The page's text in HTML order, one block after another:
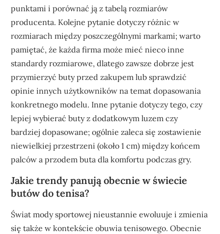
punktami i porównać ją z tabelą rozmiarów
producenta. Kolejne pytanie dotyczy różnic w
rozmiarach między poszczególnymi markami; warto
pamiętać, że każda firma może mieć nieco inne
standardy rozmiarowe, dlatego zawsze dobrze jest
przymierzyć buty przed zakupem lub sprawdzić
opinie innych użytkowników na temat dopasowania
konkretnego modelu. Inne pytanie dotyczy tego, czy
lepiej wybierać buty z dodatkowym luzem czy
bardziej dopasowane; ogólnie zaleca się zostawienie
niewielkiej przestrzeni (około 1 cm) między końcem
palców a przodem buta dla komfortu podczas gry.
Jakie trendy panują obecnie w świecie
butów do tenisa?
Świat mody sportowej nieustannie ewoluuje i zmienia
się także w kontekście obuwia tenisowego. Obecnie